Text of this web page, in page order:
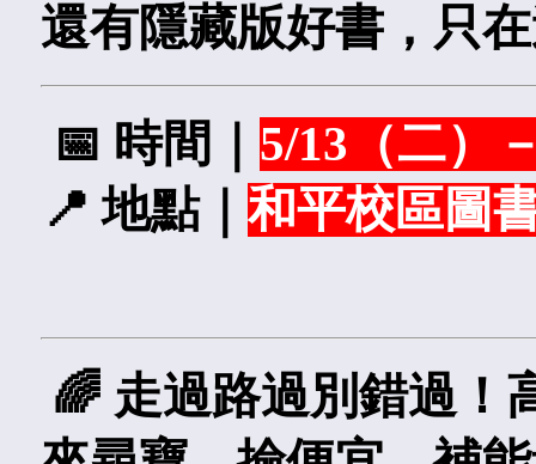
還有隱藏版好書，只
📅 時間｜ 5/13（二）
📍地點｜ 和平校區圖
🌈 走過路過別錯過！